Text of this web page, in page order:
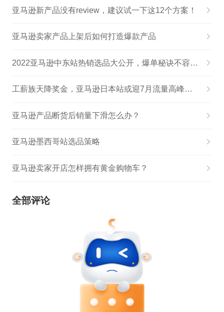
亚马逊新产品没有review，建议试一下这12个方案！
亚马逊卖家产品上架后如何打造爆款产品
2022亚马逊中东站热销选品大公开，爆单秘诀不容错过
工薪族天降奖金，亚马逊日本站或迎7月流量高峰！掘金日本正当时！
亚马逊产品断货后销量下滑怎么办？
亚马逊墨西哥站选品策略
亚马逊卖家开店怎样拥有黄金购物车？
全部评论